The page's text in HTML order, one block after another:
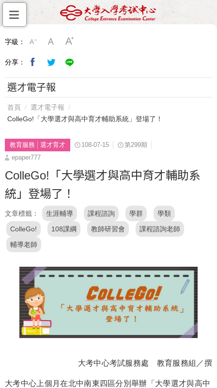
字級：
分享：
選才電子報
首頁
選才電子報
ColleGo!「大學選才與高中育才輔助系統」登場了！
教育服務 選才育才 108-07-15
第299期
epaper777
ColleGo!「大學選才與高中育才輔助系
統」登場了！
文章標籤 生涯輔導 課程諮詢 學群
學類
ColleGo!
108課綱 教師研習會
課程諮詢老師
輔導老師
大考中心考試服務處 教育服務組／撰
大考中心上個月在北中南東四區分別舉辦「大學選才與高中